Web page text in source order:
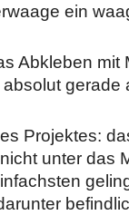
ein
Abkleben mit
gerade
Projektes:
unter das